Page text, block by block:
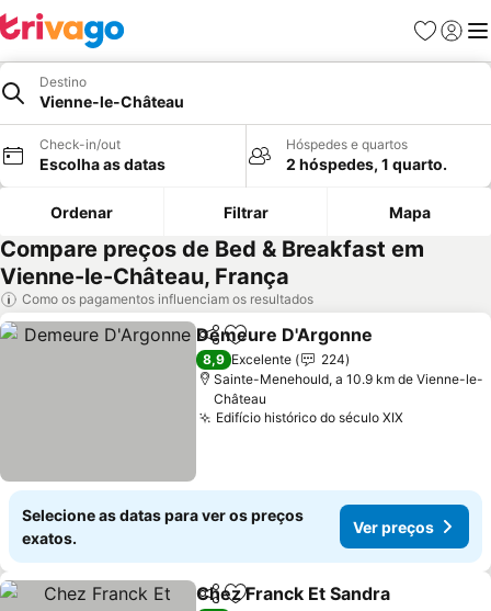
Favoritos
Iniciar
Destino
Vienne-le-Château
Check-in/out
Escolha as datas
Hóspedes e quartos
2 hóspedes, 1 quarto.
Ordenar Filtrar Mapa
Compare preços de Bed & Breakfast em
Vienne-le-Château, França
Como os pagamentos influenciam os resultados
PartilharAdicionar aos favoritos
Demeure D'Argonne
8,9 Excelente
224
Sainte-Menehould, a 10.9 km de Vienne-le-
Château
Edifício histórico do século XIX
Selecione as datas para ver os preços
exatos.
Ver preços
PartilharAdicionar aos favoritos
Chez Franck Et Sandra